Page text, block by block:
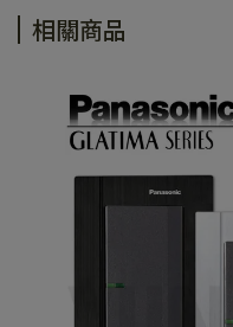
相關商品